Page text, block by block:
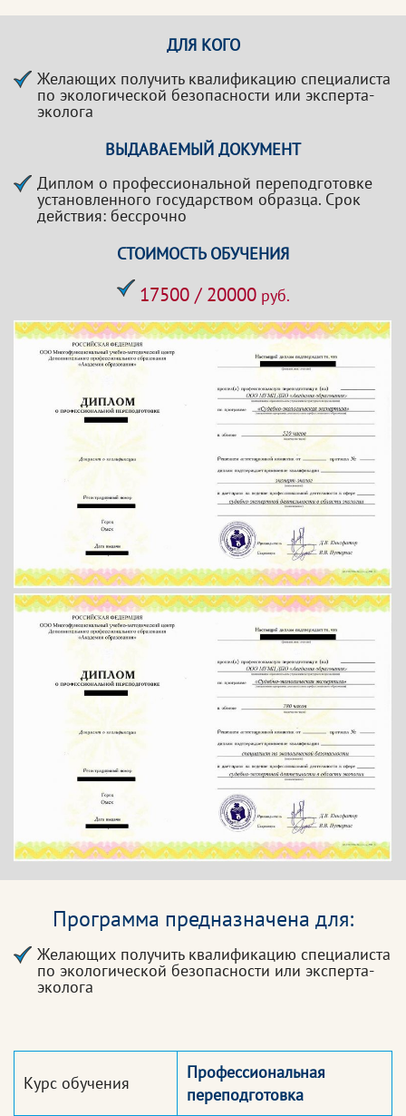
ДЛЯ КОГО
Желающих получить квалификацию специалиста
по экологической безопасности или эксперта-
эколога
ВЫДАВАЕМЫЙ ДОКУМЕНТ
Диплом о профессиональной переподготовке
установленного государством образца. Срок
действия: бессрочно
СТОИМОСТЬ ОБУЧЕНИЯ
17500 / 20000руб.
Программа предназначена для:
Желающих получить квалификацию специалиста
по экологической безопасности или эксперта-
эколога
Курс обучения
Профессиональная
переподготовка